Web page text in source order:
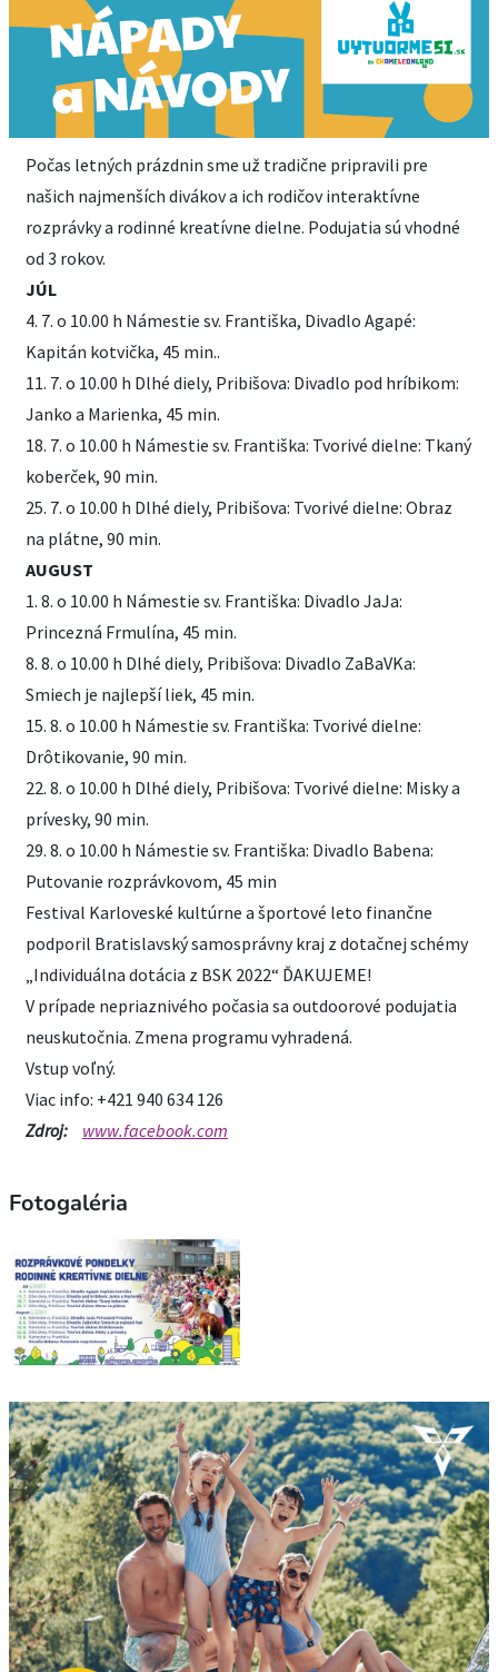
Počas letných prázdnin sme už tradične pripravili pre
našich najmenších divákov a ich rodičov interaktívne
rozprávky a rodinné kreatívne dielne. Podujatia sú vhodné
od 3 rokov.
JÚL
4. 7. o 10.00 h Námestie sv. Františka, Divadlo Agapé:
Kapitán kotvička, 45 min..
11. 7. o 10.00 h Dlhé diely, Pribišova: Divadlo pod hríbikom:
Janko a Marienka, 45 min.
18. 7. o 10.00 h Námestie sv. Františka: Tvorivé dielne: Tkaný
koberček, 90 min.
25. 7. o 10.00 h Dlhé diely, Pribišova: Tvorivé dielne: Obraz
na plátne, 90 min.
AUGUST
1. 8. o 10.00 h Námestie sv. Františka: Divadlo JaJa:
Princezná Frmulína, 45 min.
8. 8. o 10.00 h Dlhé diely, Pribišova: Divadlo ZaBaVKa:
Smiech je najlepší liek, 45 min.
15. 8. o 10.00 h Námestie sv. Františka: Tvorivé dielne:
Drôtikovanie, 90 min.
22. 8. o 10.00 h Dlhé diely, Pribišova: Tvorivé dielne: Misky a
prívesky, 90 min.
29. 8. o 10.00 h Námestie sv. Františka: Divadlo Babena:
Putovanie rozprávkovom, 45 min
Festival Karloveské kultúrne a športové leto finančne
podporil Bratislavský samosprávny kraj z dotačnej schémy
„Individuálna dotácia z BSK 2022“ ĎAKUJEME!
V prípade nepriaznivého počasia sa outdoorové podujatia
neuskutočnia. Zmena programu vyhradená.
Vstup voľný.
Viac info: +421 940 634 126
Zdroj:
www.facebook.com
Fotogaléria